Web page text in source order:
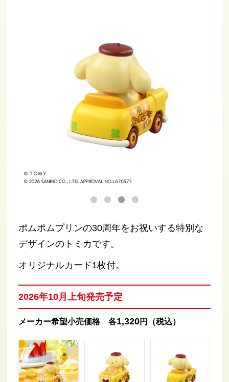
ポムポムプリンの30周年をお祝いする特別な
デザインのトミカです。
オリジナルカード1枚付。
2026年10月上旬発売予定
メーカー希望小売価格 各1,320円（税込）